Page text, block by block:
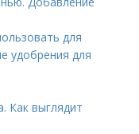
для
удобрения для
Как выглядит